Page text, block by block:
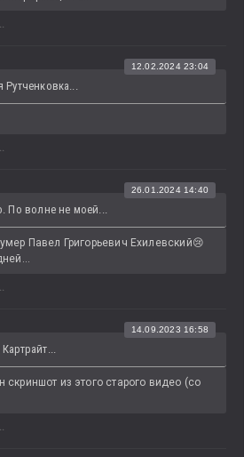
Рутченковка...
12.02.2024 23:04
По волне не моей...
26.01.2024 14:40
Павел Григорьевич Ехилевский😢
14.09.2023 16:58
скриншот из этого старого видео (со